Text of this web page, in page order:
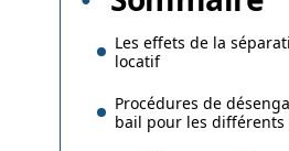
Les effets de la
locatif
Procédures de
bail pour les différents